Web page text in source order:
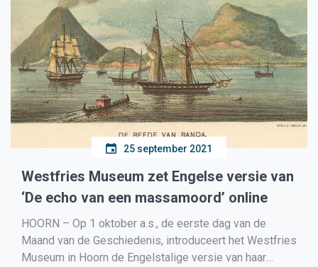
25 september 2021
Westfries Museum zet Engelse versie van
‘De echo van een massamoord’ online
HOORN – Op 1 oktober a.s., de eerste dag van de
Maand van de Geschiedenis, introduceert het Westfries
Museum in Hoorn de Engelstalige versie van haar